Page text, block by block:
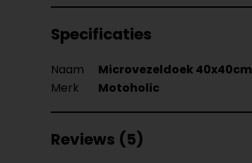
Specificaties
Naam Microvezeldoek 40x40cm
Merk
Motoholic
Reviews (5)